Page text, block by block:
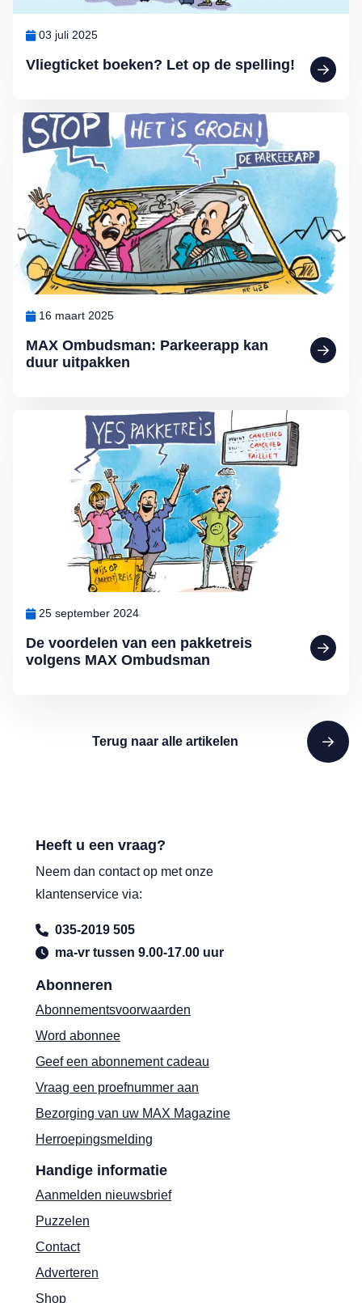
Vliegticket boeken? Let op de spelling!
03 juli 2025
MAX Ombudsman: Parkeerapp kan
duur uitpakken
16 maart 2025
Lees meer over MAX Ombudsman: Parkeerapp kan duur uitpakken
De voordelen van een pakketreis
volgens MAX Ombudsman
25 september 2024
Lees meer over De voordelen van een pakketreis volgens MAX
Terug naar alle artikelen
Abonneren
Abonnementsvoorwaarden
Word abonnee
Geef een abonnement cadeau
Vraag een proefnummer aan
Bezorging van uw MAX Magazine
Herroepingsmelding
Handige informatie
Aanmelden nieuwsbrief
Puzzelen
Contact
Adverteren
Shop
Heeft u een vraag?
Neem dan contact op met onze
klantenservice via:
035-2019 505
ma-vr tussen 9.00-17.00 uur